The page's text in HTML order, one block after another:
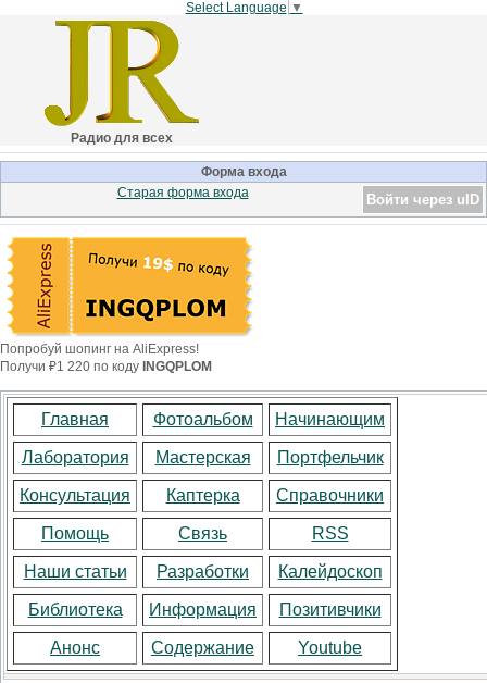
Select Language ▼
Радио для всех
Форма входа
Войти через uID
Старая форма входа
Попробуй шопинг на AliExpress!
Получи ₽1 220 по коду INGQPLOM
Главная Фотоальбом Начинающим
Лаборатория Мастерская Портфельчик
Консультация Каптерка Справочники
Помощь Связь RSS
Наши статьи Разработки Калейдоскоп
Библиотека Информация Позитивчики
Анонс Содержание Youtube